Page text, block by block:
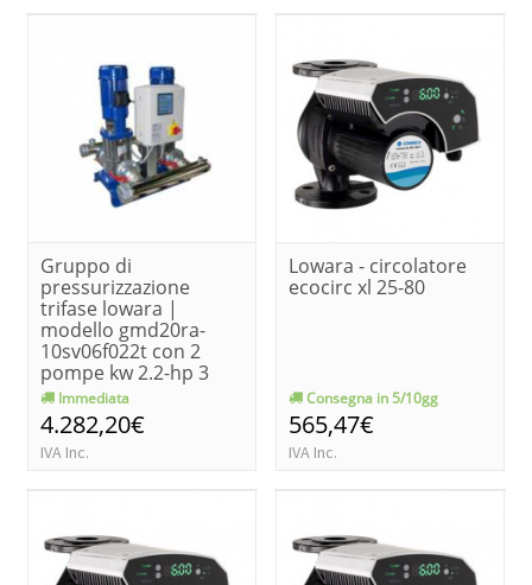
Gruppo di
pressurizzazione
trifase lowara |
modello gmd20ra-
10sv06f022t con 2
pompe kw 2.2-hp 3
Immediata
4.282,20€
IVA Inc.
Lowara - circolatore
ecocirc xl 25-80
Consegna in 5/10gg
565,47€
IVA Inc.